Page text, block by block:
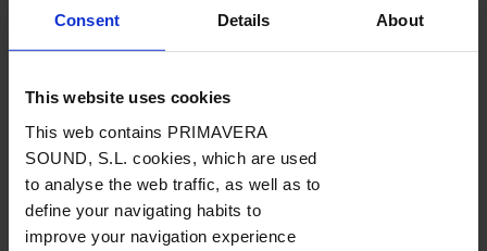
Consent Details About
This website uses cookies
This web contains PRIMAVERA
SOUND, S.L. cookies, which are used
to analyse the web traffic, as well as to
define your navigating habits to
improve your navigation experience